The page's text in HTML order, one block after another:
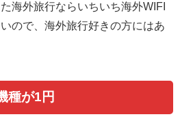
海外旅行ならいちいち海外WIFI
ので、海外旅行好きの方にはあ
種が1円